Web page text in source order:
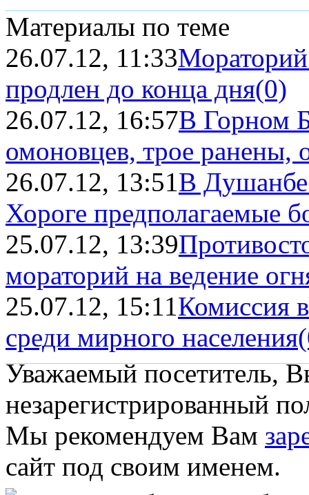
Материалы по теме
26.07.12, 11:33Мораторий
продлен до конца дня(0)
26.07.12, 16:57В Горном
омоновцев, трое ранены,
26.07.12, 13:51В Душанбе
Хороге предполагаемые
25.07.12, 13:39
мораторий на ведение
25.07.12, 15:11Комиссия
среди мирного населения
Уважаемый посетитель,
незарегистрированный
Мы рекомендуем Вам
сайт под своим именем.